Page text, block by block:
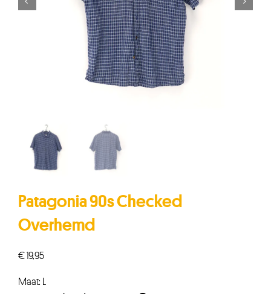
Patagonia 90s Checked
Overhemd
€19,95
Maat: L